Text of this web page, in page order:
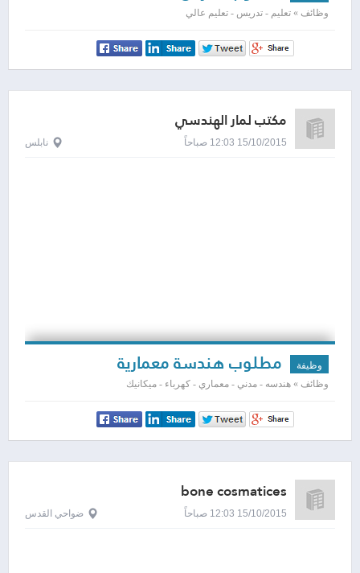
وظائف » تعليم - تدريس - تعليم عالي
مكتب لمار الهندسي
15/10/2015 12:03 صباحاً نابلس
وظيفة مطلوب هندسة معمارية
وظائف » هندسه - مدني - معماري - كهرباء - ميكانيك
bone cosmatices
15/10/2015 12:03 صباحاً ضواحي القدس